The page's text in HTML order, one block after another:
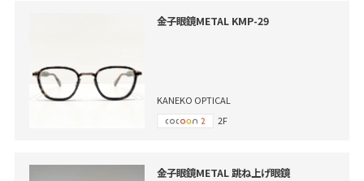
金子眼鏡METAL KMP-29
KANEKO OPTICAL
2F
金子眼鏡METAL 跳ね上げ眼鏡